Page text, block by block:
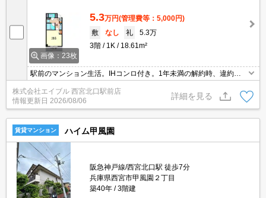
画像：23枚
5.3万円(管理費等：5,000円)
敷
なし 礼
5.3万
3階
1K 18.61m²
駅前のマンション生活。IHコンロ付き。1年未満の解約時、違約金1
ヶ月分発生。オートロックつきマンション。オンライン内見相談
可。
株式会社エイブル 西宮北口駅前店
情報更新日 2026/08/06
詳細を見る
賃貸マンション ハイム甲風園
阪急神戸線/西宮北口駅 徒歩7分
兵庫県西宮市甲風園２丁目
築40年
3階建